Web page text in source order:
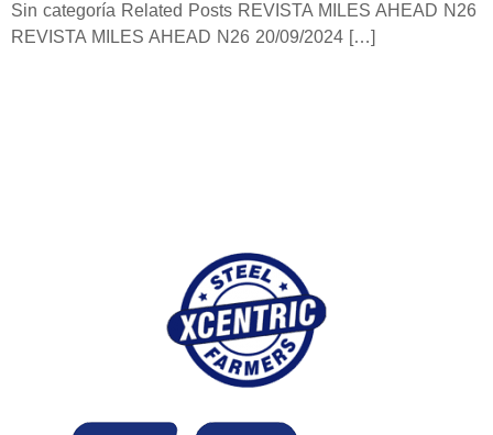
Sin categoría Related Posts REVISTA MILES AHEAD N26
REVISTA MILES AHEAD N26 20/09/2024 […]